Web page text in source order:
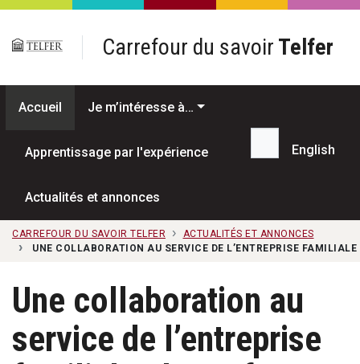
Passer au contenu principal
Carrefour du savoir Telfer
Accueil Je m’intéresse à…
Apprentissage par l'expérience
Actualités et annonces
Recherche...
English
CARREFOUR DU SAVOIR TELFER
ACTUALITÉS ET ANNONCES
UNE COLLABORATION AU SERVICE DE L’ENTREPRISE
Une collaboration au
service de l’entreprise